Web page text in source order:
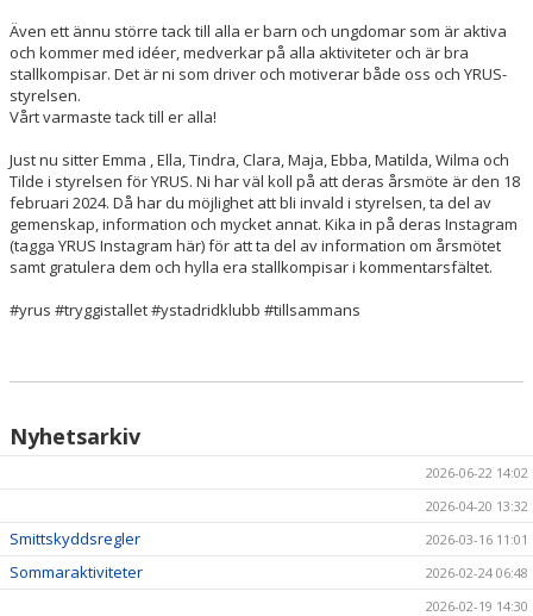
Även ett ännu större tack till alla er barn och ungdomar som är aktiva
och kommer med idéer, medverkar på alla aktiviteter och är bra
stallkompisar. Det är ni som driver och motiverar både oss och YRUS-
styrelsen.
Vårt varmaste tack till er alla!
Just nu sitter Emma , Ella, Tindra, Clara, Maja, Ebba, Matilda, Wilma och
Tilde i styrelsen för YRUS. Ni har väl koll på att deras årsmöte är den 18
februari 2024. Då har du möjlighet att bli invald i styrelsen, ta del av
gemenskap, information och mycket annat. Kika in på deras Instagram
(tagga YRUS Instagram här) för att ta del av information om årsmötet
samt gratulera dem och hylla era stallkompisar i kommentarsfältet.
#yrus #tryggistallet #ystadridklubb #tillsammans
Nyhetsarkiv
2026-06-22 14:02
2026-04-20 13:32
Smittskyddsregler 2026-03-16 11:01
Sommaraktiviteter
2026-02-24 06:48
2026-02-19 14:30